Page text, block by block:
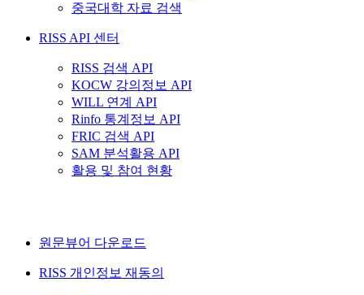
중국대학 자료 검색
RISS API 센터
RISS 검색 API
KOCW 강의정보 API
WILL 연계 API
Rinfo 통계정보 API
FRIC 검색 API
SAM 분석활용 API
활용 및 참여 현황
원문뷰어 다운로드
RISS 개인정보 재동의